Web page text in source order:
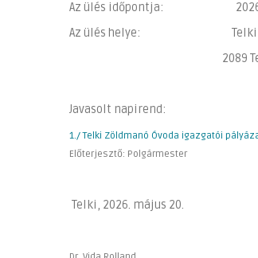
Az ülés időpontja: 2026.
Az ülés helye: Telki
2089 Telki,
Javasolt napirend:
1./ Telki Zöldmanó Óvoda igazgatói
Előterjesztő: Polgármester
Telki, 2026. május 20.